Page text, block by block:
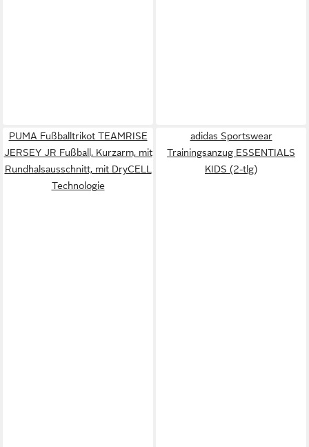
PUMA Fußballtrikot TEAMRISE
JERSEY JR Fußball, Kurzarm, mit
Rundhalsausschnitt, mit DryCELL
Technologie
adidas Sportswear
Trainingsanzug ESSENTIALS
KIDS (2-tlg)